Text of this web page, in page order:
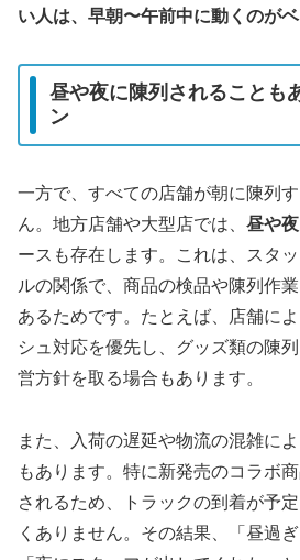
い人は、早朝〜午前中に動くのがベ
昼や夜に陳列されることも
ン
一方で、すべての店舗が朝に陳列
ん。地方店舗や大型店では、 昼や
ースも存在します。これは、スタ
ルの関係で、商品の検品や陳列作
あるためです。たとえば、店舗に
シュ対応を優先し、グッズ類の陳
営方針を取る場合もあります。
また、入荷の遅延や物流の混雑に
もあります。特に新発売のコラボ
されるため、トラックの到着が予
くありません。その結果、「昼過